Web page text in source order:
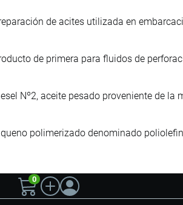
de acites utilizada en
de primera para fluidos de
Nº2, aceite pesado proveniente de
polimerizado denominado
0